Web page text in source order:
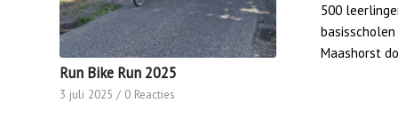
Run Bike Run 2025
3 juli 2025 / 0 Reacties
500
Maashorst